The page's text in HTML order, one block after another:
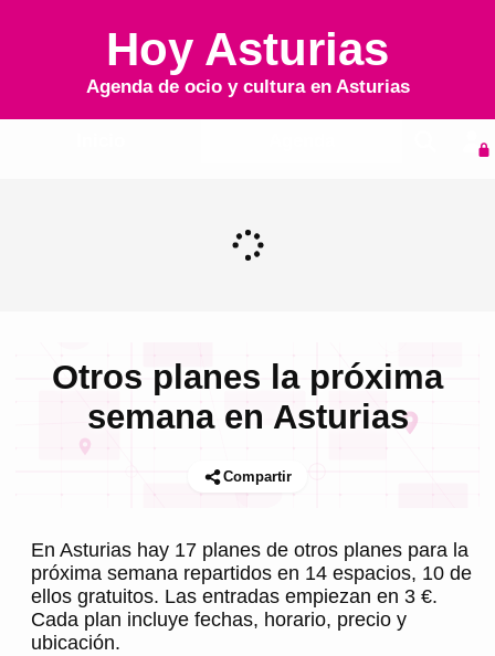
Hoy Asturias
Agenda de ocio y cultura en Asturias
Otros planes la próxima
semana en Asturias
Compartir
En Asturias hay 17 planes de otros planes para la
próxima semana repartidos en 14 espacios, 10 de
ellos gratuitos. Las entradas empiezan en 3 €.
Cada plan incluye fechas, horario, precio y
ubicación.